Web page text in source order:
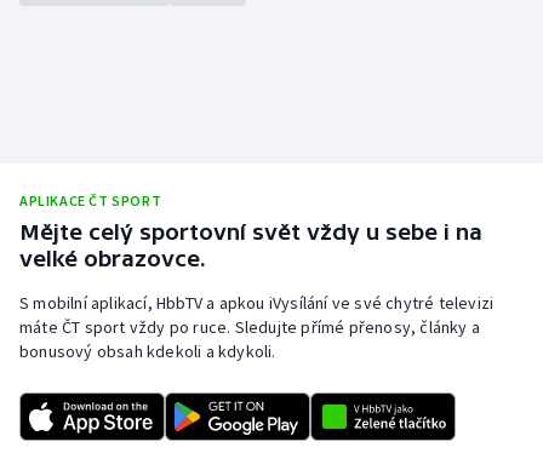
APLIKACE ČT SPORT
Mějte celý sportovní svět vždy u sebe i na
velké obrazovce.
S mobilní aplikací, HbbTV a apkou iVysílání ve své chytré televizi
máte ČT sport vždy po ruce. Sledujte přímé přenosy, články a
bonusový obsah kdekoli a kdykoli.